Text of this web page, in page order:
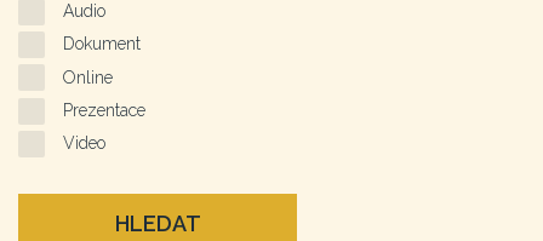
Audio
Dokument
Online
Prezentace
Video
HLEDAT